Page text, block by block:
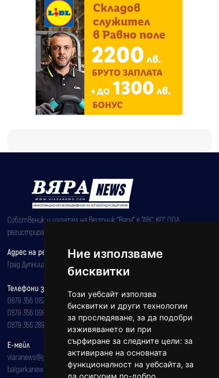
Ние използваме
бисквитки
Този уебсайт използва
бисквитки и други технологии
за проследяване, за да подобри
изживяването ви при
сърфиране за следните цели: за
активиране на основната
функционалност на уебсайта, за
да осигурим по-добро
Собственик и издател на вестник "Вяра" е "АВС КО" ООД,
регистрирана на 08.05.2002 година.
Адрес на редакцията
Град Дупница, ул.''Христо Ботев" 43
Телефони за реклама и абонаменти
0879 356 082
0879 356 098
0879 356 289
Е-мейл
viaranews@gmail.com
balgarkanews@gmail.com